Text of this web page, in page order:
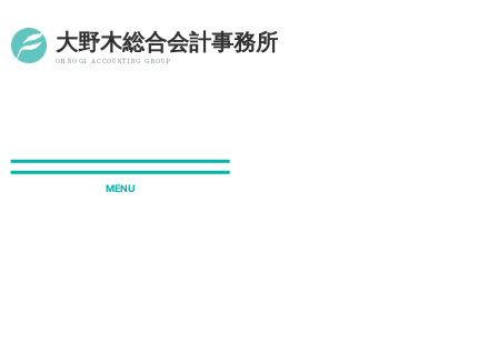
大野木総合会計事務所
OHNOGI ACCOUNTING GROUP
採用情報